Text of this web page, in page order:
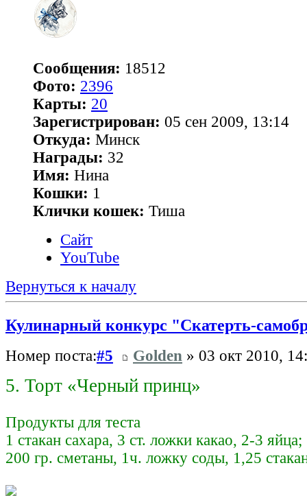
Сообщения: 18512
Фото: 2396
Карты: 20
Зарегистрирован: 05 сен 2009, 13:14
Откуда: Минск
Награды: 32
Имя: Нина
Кошки: 1
Клички кошек: Тиша
Сайт
YouTube
Вернуться к началу
Кулинарный конкурс "Скатерть-
Номер поста:#5 Golden » 03 окт 2010,
5. Торт «Черный принц»
Продукты для теста
1 стакан сахара, 3 ст. ложки какао, 2-3 яйца;
200 гр. сметаны, 1ч. ложку соды, 1,25